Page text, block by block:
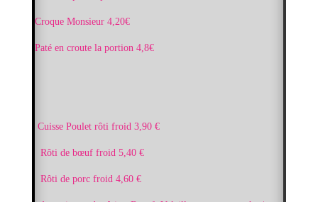
Croque Monsieur 4,20€
Paté en croute la portion 4,8€
Cuisse Poulet rôti froid 3,90 €
Rôti de bœuf froid 5,40 €
Rôti de porc froid 4,60 €